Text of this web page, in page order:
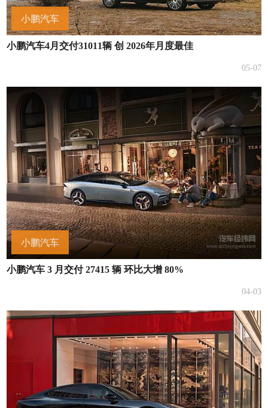
小鹏汽车
小鹏汽车4月交付31011辆 创 2026年月度最佳
05-07
小鹏汽车
小鹏汽车 3 月交付 27415 辆 环比大增 80%
04-03